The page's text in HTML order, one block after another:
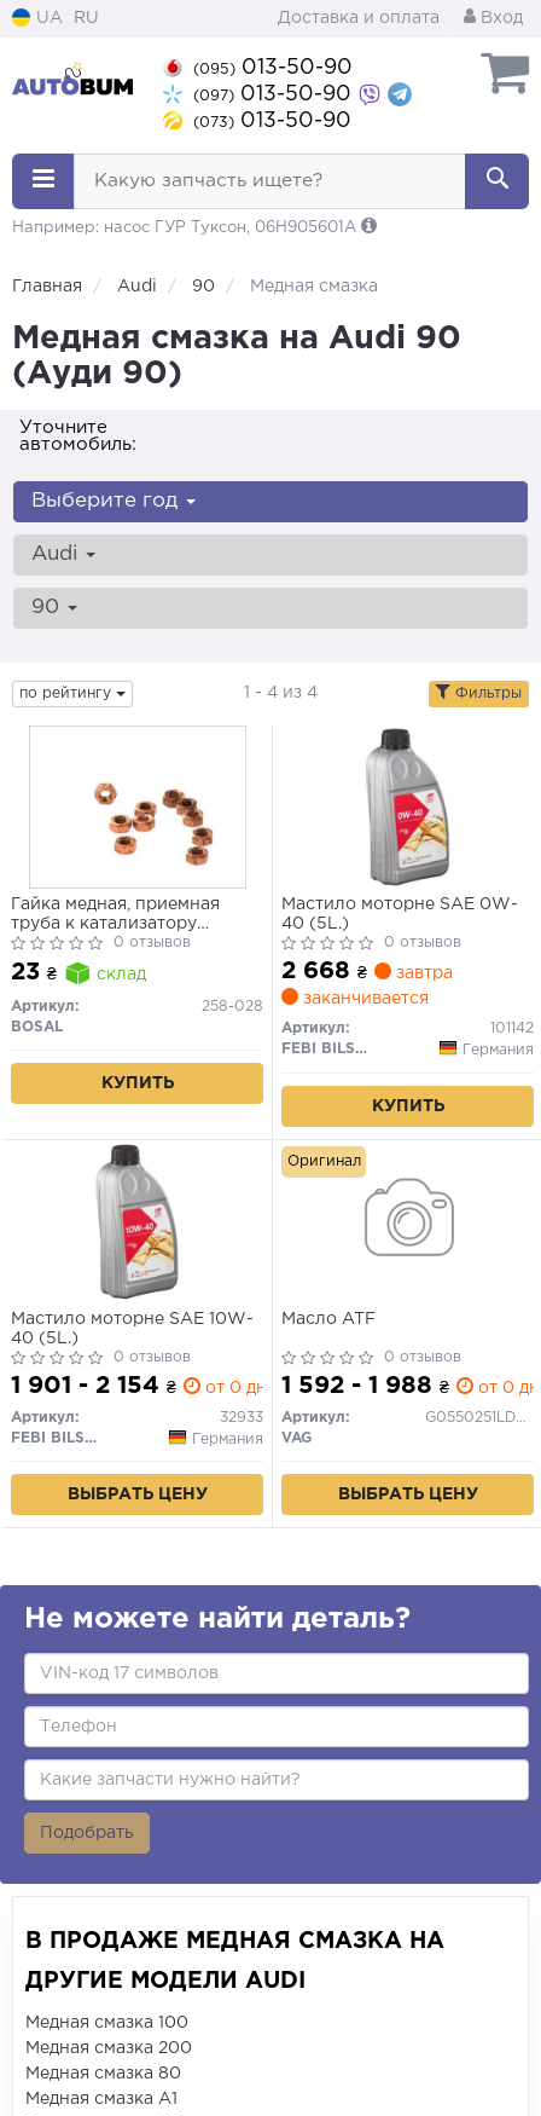
UA RU Доставка и оплата Вход
(095) 013-50-90
(097) 013-50-90
(073) 013-50-90
Какую запчасть ищете?
Например: насос ГУР Туксон, 06H905601A
Главная Audi 90 Медная смазка
Медная смазка на Audi 90
(Ауди 90)
Уточните
автомобиль:
Выберите год
Audi
90
по рейтингу 1 - 4 из 4 Фильтры
Гайка медная, приемная
труба к катализатору
M8x1.25(без фланця)
0 отзывов
23 ₴ склад
Артикул:
258-028
BOSAL
КУПИТЬ
Мастило моторне SAE 0W-
40 (5L.)
0 отзывов
2 668 ₴
завтра
заканчивается
Артикул:
101142
FEBI BILSTEIN
Германия
КУПИТЬ
Мастило моторне SAE 10W-
40 (5L.)
0 отзывов
1 901 - 2 154 ₴ от 0 дн.
Артикул:
32933
FEBI BILSTEIN
Германия
ВЫБРАТЬ ЦЕНУ
Масло ATF
0 отзывов
1 592 - 1 988 ₴ от 0
Артикул:
G0550251LDSP
VAG
ВЫБРАТЬ ЦЕНУ
Оригинал
Не можете найти деталь?
Подобрать
В ПРОДАЖЕ МЕДНАЯ СМАЗКА НА
ДРУГИЕ МОДЕЛИ AUDI
Медная смазка 100
Медная смазка 200
Медная смазка 80
Медная смазка A1